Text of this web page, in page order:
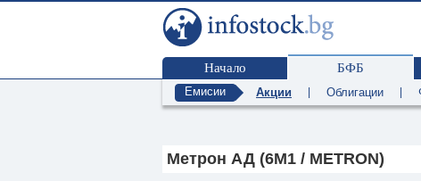
Начало БФБ
Емисии Акции Облигации
Метрон АД (6M1 / METRON)